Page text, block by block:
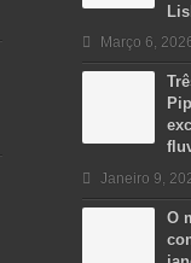
Março 6,
Janeiro 9,
O